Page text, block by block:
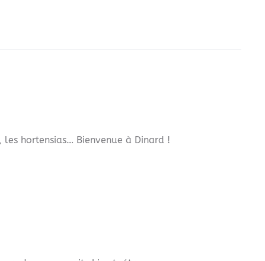
hortensias… Bienvenue à Dinard !